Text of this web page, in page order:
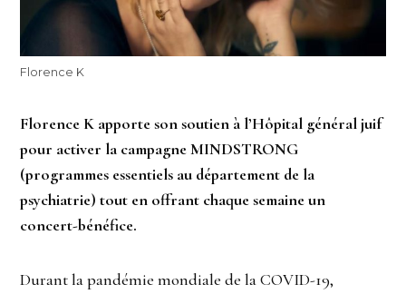
Florence K
Florence K apporte son soutien à l’Hôpital général juif
pour activer la campagne MINDSTRONG
(programmes essentiels au département de la
psychiatrie) tout en offrant chaque semaine un
concert-bénéfice.
Durant la pandémie mondiale de la COVID-19,